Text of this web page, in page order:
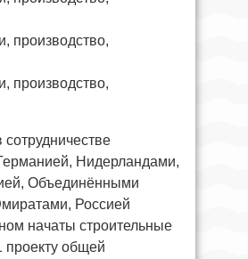
сотрудничестве
Нидерландами,
Объединёнными
Россией
начаты строительные
проекту общей